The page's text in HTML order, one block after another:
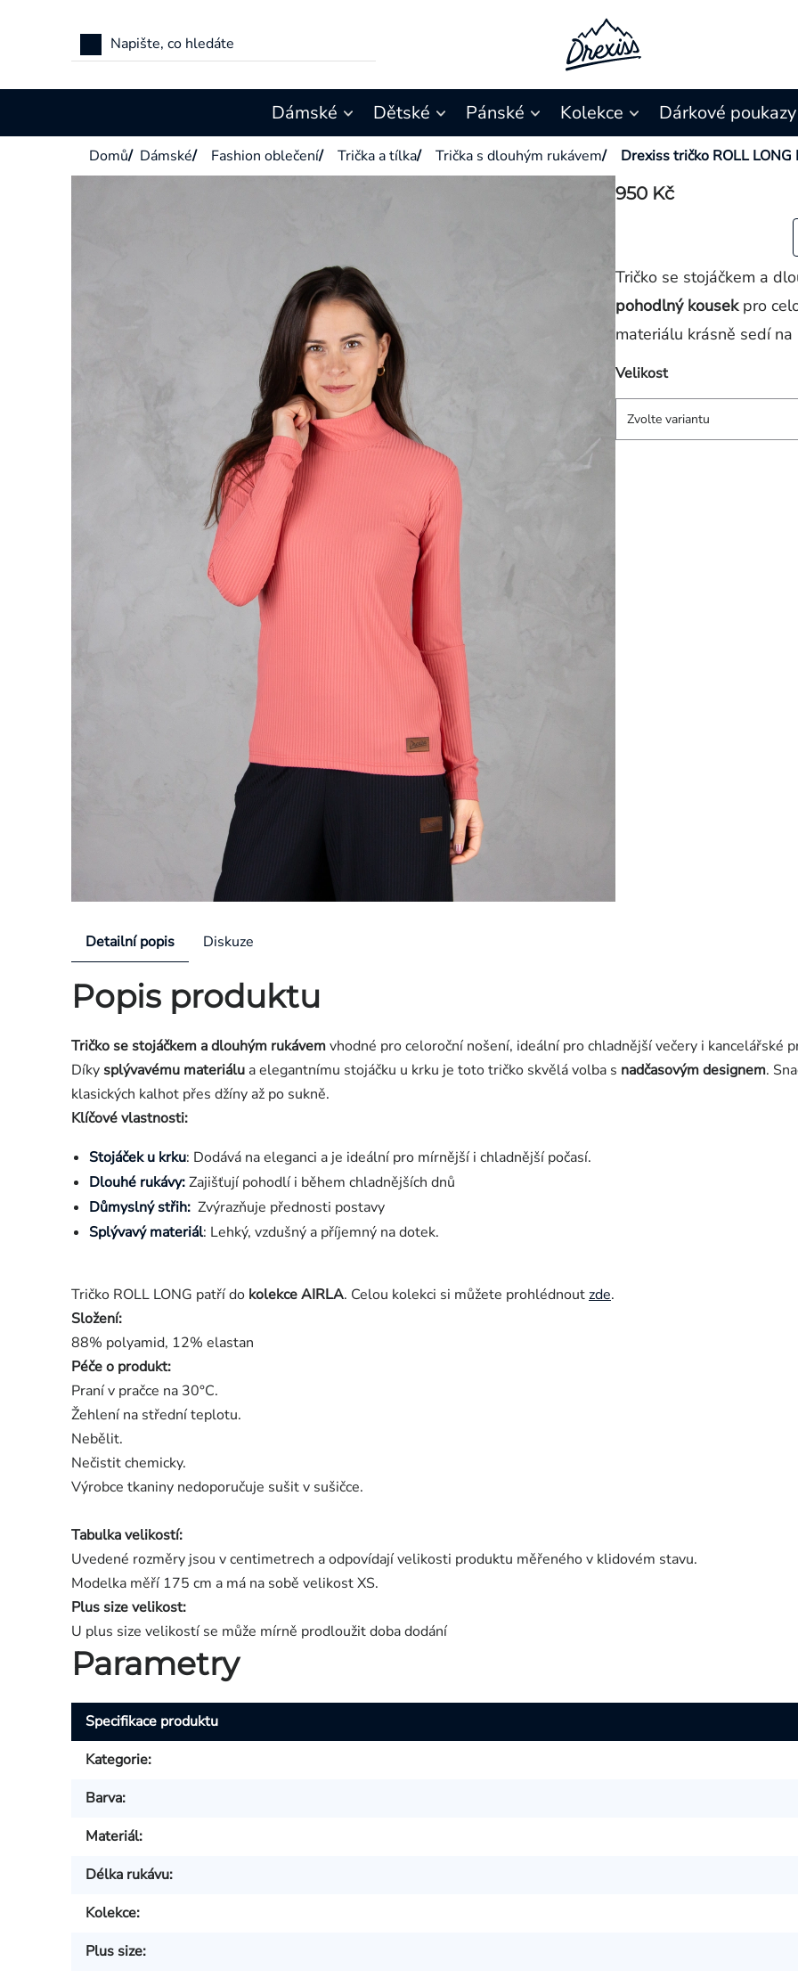
Dámské Dětské Pánské Kolekce Dárkové poukazy
Domů/ Dámské/ Fashion oblečení/ Trička a tílka/ Trička s dlouhým rukávem/ Drexiss tričko ROLL LONG
950 Kč
Velikost
Tričko se stojáčkem a
pohodlný kousekpro
materiálu krásně sedí
Detailní popis Diskuze
Popis produktu
Tričko se stojáčkem a dlouhým rukávemvhodné pro celoroční nošení, ideální pro chladnější večery i kancelářské
Díkysplývavému materiálu a elegantnímu stojáčku u krku je toto tričko skvělá volba s nadčasovým designem.
klasických kalhot přes džíny až po sukně.
Klíčové vlastnosti:
Stojáček u krku: Dodává na eleganci a je ideální pro mírnější i chladnější počasí.
Dlouhé rukávy:Zajišťují pohodlí i během chladnějších dnů
Důmyslný střih: Zvýrazňuje přednosti postavy
Splývavý materiál: Lehký, vzdušný a příjemný na dotek.
Tričko ROLL LONG patří do kolekce AIRLA. Celou kolekci si můžete prohlédnoutzde.
Složení:
88% polyamid, 12% elastan
Péče o produkt:
Praní v pračce na 30°C.
Žehlení na střední teplotu.
Nebělit.
Nečistit chemicky.
Výrobce tkaniny nedoporučuje sušit v sušičce.
Tabulka velikostí:
Uvedené rozměry jsou v centimetrech a odpovídají velikosti produktu měřeného v klidovém stavu.
Modelka měří 175 cm a má na sobě velikost XS.
Plus size velikost:
U plus size velikostí se může mírně prodloužit doba dodání
Parametry
Specifikace produktu
Kategorie:
Barva:
Materiál:
Délka rukávu:
Kolekce:
Plus size: